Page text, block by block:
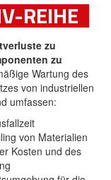
REIHE
zu
zu
Wartung des
von industriellen
umfassen:
von Materialien
Kosten und des